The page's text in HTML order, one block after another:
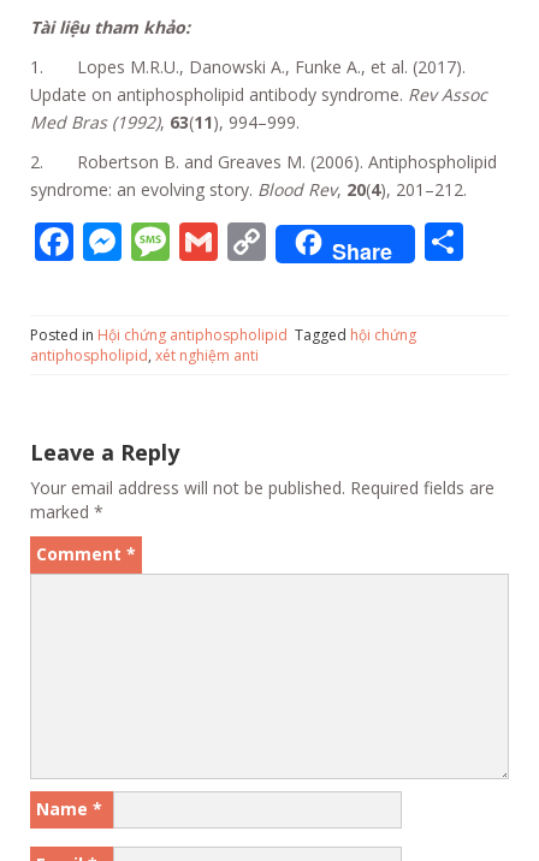
Tài liệu tham khảo:
1. Lopes M.R.U., Danowski A., Funke A., et al. (2017).
Update on antiphospholipid antibody syndrome. Rev Assoc
Med Bras (1992), 63(11), 994–999.
2. Robertson B. and Greaves M. (2006). Antiphospholipid
syndrome: an evolving story. Blood Rev, 20(4), 201–212.
F
e
b
k
M
ss
e
g
er
M
ss
a
G
ai
l
C
o
p
y
k
Share
Posted in Hội chứng antiphospholipid Tagged hội chứng
antiphospholipid, xét nghiệm anti
Leave a Reply
Your email address will not be published. Required fields are
marked *
Comment *
Name *